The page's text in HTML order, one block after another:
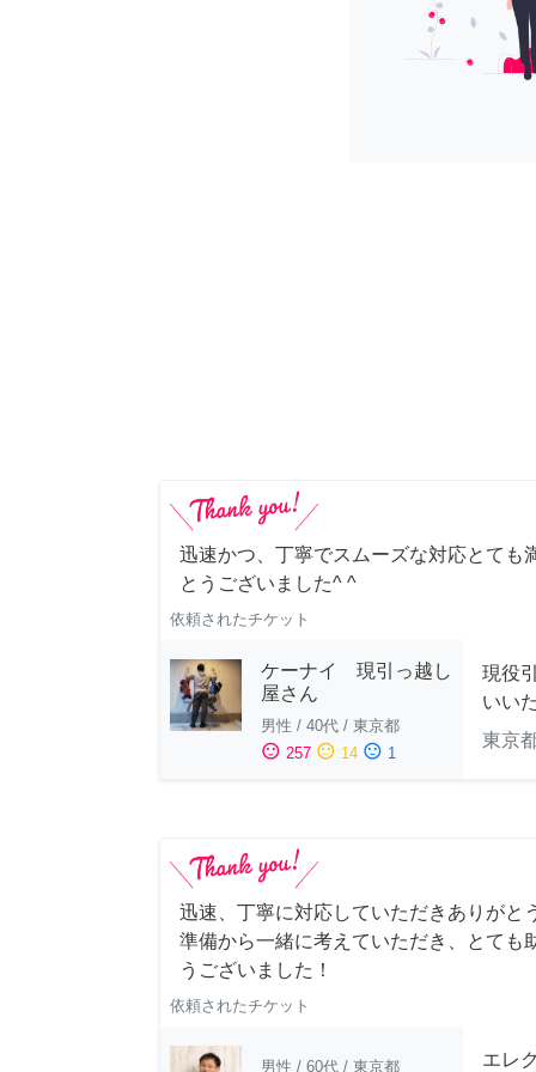
迅速かつ、丁寧でスムーズな対応とても
とうございました^ ^
依頼されたチケット
ケーナイ 現引っ越し
屋さん
男性 / 40代 / 東京都
sentiment_satisfied 257 sentiment_neutral 14 sentiment_dissatisfied 1
現役
いい
東京
迅速、丁寧に対応していただきありがと
準備から一緒に考えていただき、とても
うございました！
依頼されたチケット
男性 / 60代 / 東京都 エレ